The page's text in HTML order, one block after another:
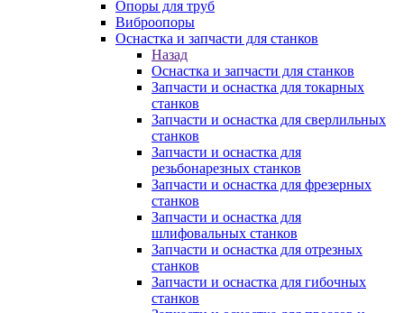
Опоры для труб
Виброопоры
Оснастка и запчасти для станков
Назад
Оснастка и запчасти для станков
Запчасти и оснастка для токарных
станков
Запчасти и оснастка для сверлильных
станков
Запчасти и оснастка для
резьбонарезных станков
Запчасти и оснастка для фрезерных
станков
Запчасти и оснастка для
шлифовальных станков
Запчасти и оснастка для отрезных
станков
Запчасти и оснастка для гибочных
станков